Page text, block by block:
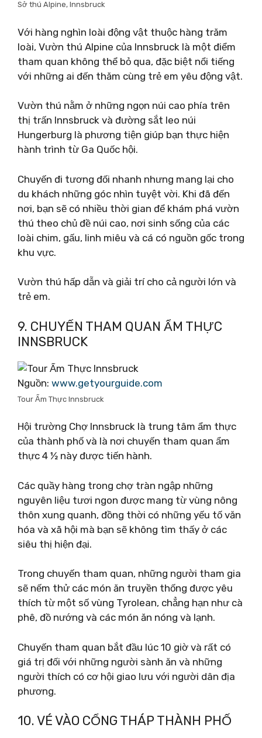
Sở thú Alpine, Innsbruck
Với hàng nghìn loài động vật thuộc hàng trăm
loài, Vườn thú Alpine của Innsbruck là một điểm
tham quan không thể bỏ qua, đặc biệt nổi tiếng
với những ai đến thăm cùng trẻ em yêu động vật.
Vườn thú nằm ở những ngọn núi cao phía trên
thị trấn Innsbruck và đường sắt leo núi
Hungerburg là phương tiện giúp bạn thực hiện
hành trình từ Ga Quốc hội.
Chuyến đi tương đối nhanh nhưng mang lại cho
du khách những góc nhìn tuyệt vời. Khi đã đến
nơi, bạn sẽ có nhiều thời gian để khám phá vườn
thú theo chủ đề núi cao, nơi sinh sống của các
loài chim, gấu, linh miêu và cá có nguồn gốc trong
khu vực.
Vườn thú hấp dẫn và giải trí cho cả người lớn và
trẻ em.
9. CHUYẾN THAM QUAN ẨM THỰC
INNSBRUCK
Nguồn: www.getyourguide.com
Tour Ẩm Thực Innsbruck
Hội trường Chợ Innsbruck là trung tâm ẩm thực
của thành phố và là nơi chuyến tham quan ẩm
thực 4 ½ này được tiến hành.
Các quầy hàng trong chợ tràn ngập những
nguyên liệu tươi ngon được mang từ vùng nông
thôn xung quanh, đồng thời có những yếu tố văn
hóa và xã hội mà bạn sẽ không tìm thấy ở các
siêu thị hiện đại.
Trong chuyến tham quan, những người tham gia
sẽ nếm thử các món ăn truyền thống được yêu
thích từ một số vùng Tyrolean, chẳng hạn như cà
phê, đồ nướng và các món ăn nóng và lạnh.
Chuyến tham quan bắt đầu lúc 10 giờ và rất có
giá trị đối với những người sành ăn và những
người thích có cơ hội giao lưu với người dân địa
phương.
10. VÉ VÀO CỔNG THÁP THÀNH PHỐ